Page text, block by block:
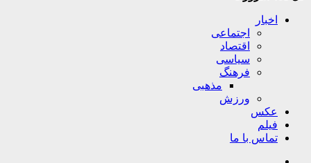
اخبار
اجتماعی
اقتصاد
سیاسی
فرهنگ
مذهبی
ورزش
عکس
فیلم
تماس با ما